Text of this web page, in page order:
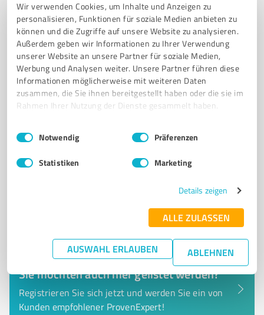
Wir verwenden Cookies, um Inhalte und Anzeigen zu
personalisieren, Funktionen für soziale Medien anbieten zu
können und die Zugriffe auf unsere Website zu analysieren.
Außerdem geben wir Informationen zu Ihrer Verwendung
unserer Website an unsere Partner für soziale Medien,
Werbung und Analysen weiter. Unsere Partner führen diese
Informationen möglicherweise mit weiteren Daten
zusammen, die Sie ihnen bereitgestellt haben oder die sie im
Rahmen Ihrer Nutzung der Dienste gesammelt haben.
Impressum Datenschutzbestimmungen
Einwilligungsauswahl
Notwendig Präferenzen
Statistiken Marketing
Details zeigen
ALLE ZULASSEN
AUSWAHL ERLAUBEN ABLEHNEN
TIERVERSICHERUNGEN UNABHÄNGIGER FINANZBERATER
ONLINEBERATUNG
Alter Postweg 44 b, 45721 Haltern am See
Tel. +49 02361 890 013 479 j.slomka@incofin.de
0,00 / 5,00
Sie möchten auch hier gelistet werden?
Registrieren Sie sich jetzt und werden Sie ein von
Kunden empfohlener ProvenExpert!